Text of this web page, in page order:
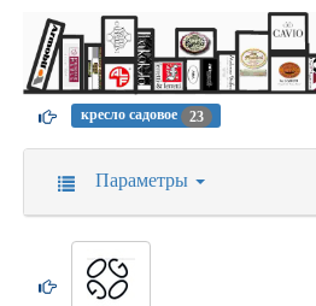
кресло садовое 23
Параметры